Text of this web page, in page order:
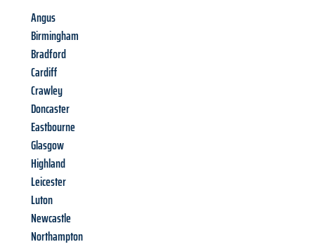
Angus
Birmingham
Bradford
Cardiff
Crawley
Doncaster
Eastbourne
Glasgow
Highland
Leicester
Luton
Newcastle
Northampton